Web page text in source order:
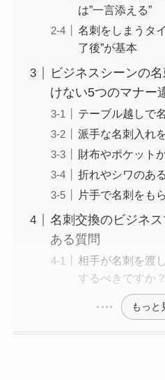
は”一言添える”
名刺をしまうタ
了後”が基本
ビジネスシーンの
けない5つのマナー
テーブル越しで
派手な名刺入れ
財布やポケット
折れやシワのあ
片手で名刺をも
名刺交換のビジネ
ある質問
相手が名刺を渡
するべきですか？
もっと